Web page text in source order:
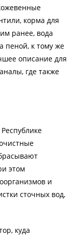
корма для
ранее, вода
пеной, к тому же
описание для
где также
этом
и
сточных вод,
куда